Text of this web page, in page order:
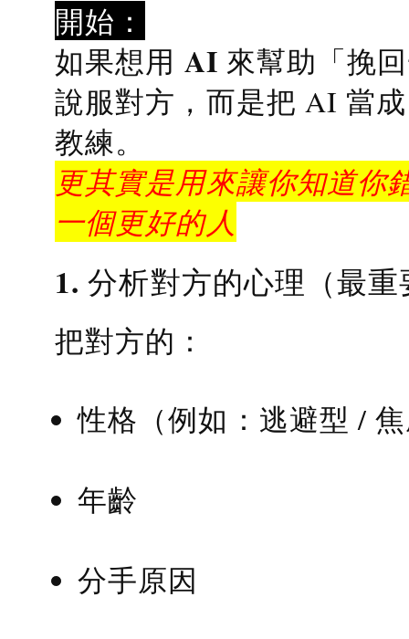
開始：
如果想用 AI 來幫助「挽
說服對方，而是把 AI 當
教練。
更其實是用來讓你知道你
一個更好的人
1. 分析對方的心理（最
把對方的：
性格（例如：逃避型 /
年齡
分手原因